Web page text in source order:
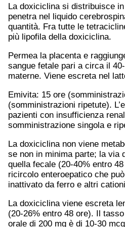
La doxiciclina si distribuisce
penetra nel liquido
quantità. Fra tutte le
più lipofila della doxiciclina.
Permea la placenta e
sangue fetale pari a circa il
materne. Viene escreta nel
Emivita: 15 ore
(somministrazioni ripetute).
pazienti con insufficienza
somministrazione singola e
La doxiciclina non viene
se non in minima parte; la via
quella fecale (20-40% entro
ricircolo enteroepatico che
inattivato da ferro e altri
La doxiciclina viene escreta
(20-26% entro 48 ore). Il
orale di 200 mg è di 10-30